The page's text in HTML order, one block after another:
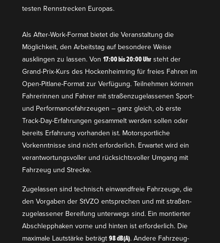
testen Rennstrecken Europas.
Als After-Work-Format bietet die Veran­staltung die
Möglichkeit, den Arbeitstag auf besondere Weise
ausklingen zu lassen. Von 17:00 bis 20:00 Uhrsteht der
Grand-Prix-Kurs des Hocken­heimring für freies Fahren im
Open-Pitlane-Format zur Verfügung. Teilnehmen können
Fahre­rinnen und Fahrer mit straßen­zu­ge­las­senen Sport-
und Perfor­mance­fahr­zeugen – ganz gleich, ob erste
Track-Day-Erfah­rungen gesammelt werden sollen oder
bereits Erfahrung vorhanden ist. Motor­sport­liche
Vorkennt­nisse sind nicht erfor­derlich. Erwartet wird ein
verant­wor­tungs­voller und rücksichts­voller Umgang mit
Fahrzeug und Strecke.
Zugelassen sind technisch einwand­freie Fahrzeuge, die
den Vorgaben der StVZO entsprechen und mit straßen­
zu­ge­las­sener Bereifung unterwegs sind. Ein montierter
Abschlepp­haken vorne und hinten ist erfor­derlich. Die
maximale Lautstärke beträgt 98 dB(A). Andere Fahrzeug­